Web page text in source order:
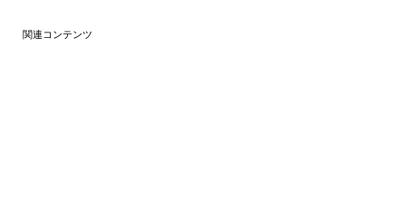
関連コンテンツ